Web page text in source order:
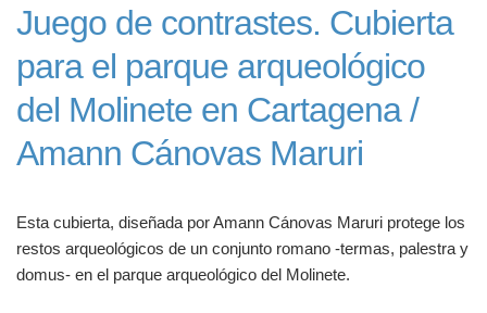
Juego de contrastes. Cubierta
para el parque arqueológico
del Molinete en Cartagena /
Amann Cánovas Maruri
Esta cubierta, diseñada por Amann Cánovas Maruri protege los
restos arqueológicos de un conjunto romano -termas, palestra y
domus- en el parque arqueológico del Molinete.